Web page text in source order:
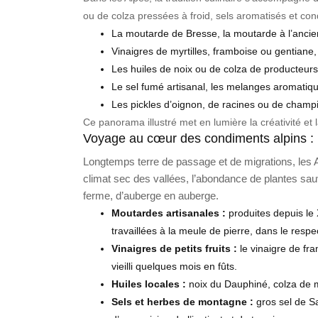
ou de colza pressées à froid, sels aromatisés et
La moutarde de Bresse, la moutarde à
Vinaigres de myrtilles, framboise ou
Les huiles de noix ou de colza de
Le sel fumé artisanal, les melanges
Les pickles d’oignon, de racines ou de
Ce panorama illustré met en lumière la créativité
Voyage au cœur des condiments alpins
Longtemps terre de passage et de migrations, les
climat sec des vallées, l’abondance de plantes
ferme, d’auberge en auberge.
Moutardes artisanales : produites depuis le
travaillées à la meule de pierre, dans le
Vinaigres de petits fruits : le vinaigre de
vieilli quelques mois en fûts.
Huiles locales : noix du Dauphiné, colza de
Sels et herbes de montagne : gros sel de